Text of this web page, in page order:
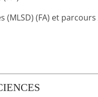
(FA) et